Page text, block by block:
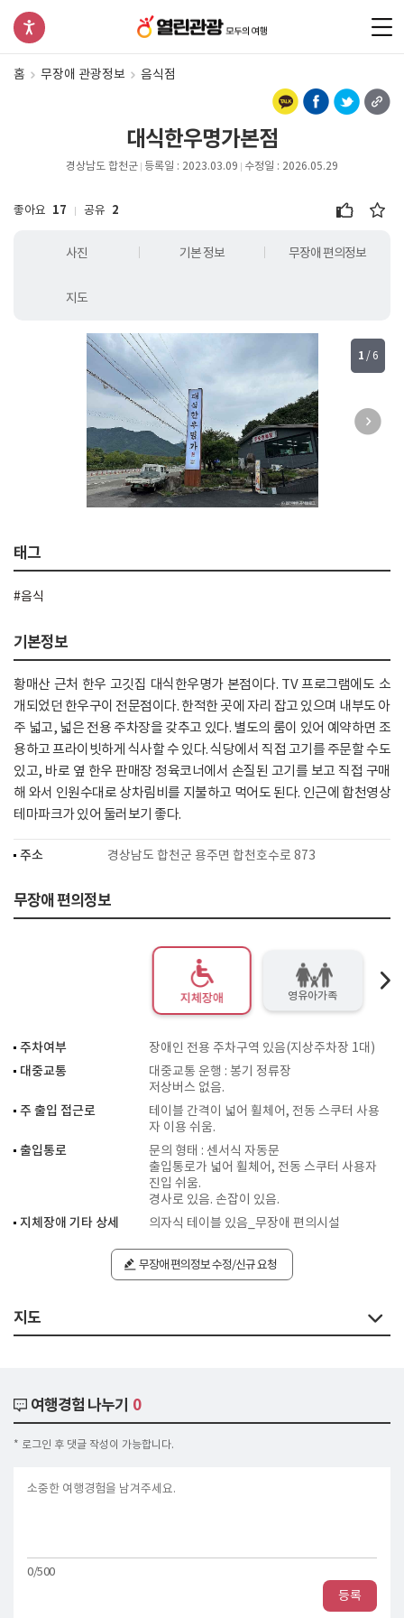
홈 무장애 관광정보 음식점
대식한우명가본점
경상남도 합천군 등록일 : 2023.03.09 수정일 : 2026.05.29
좋아요 17 공유 2
사진 기본 정보 무장애 편의정보
지도
1 / 6
태그
#음식
기본정보
황매산 근처 한우 고깃집 대식한우명가 본점이다. TV 프로그램에도 소
개되었던 한우구이 전문점이다. 한적한 곳에 자리 잡고 있으며 내부도 아
주 넓고, 넓은 전용 주차장을 갖추고 있다. 별도의 룸이 있어 예약하면 조
용하고 프라이빗하게 식사할 수 있다. 식당에서 직접 고기를 주문할 수도
있고, 바로 옆 한우 판매장 정육코너에서 손질된 고기를 보고 직접 구매
해 와서 인원수대로 상차림비를 지불하고 먹어도 된다. 인근에 합천영상
테마파크가 있어 둘러보기 좋다.
주소 경상남도 합천군 용주면 합천호수로 873
무장애 편의정보
지체장애 영유아가족
주차여부
장애인 전용 주차구역 있음(지상주차장 1대)
대중교통
대중교통 운행 : 봉기 정류장
저상버스 없음.
주 출입 접근로
테이블 간격이 넓어 휠체어, 전동 스쿠터 사용
자 이용 쉬움.
출입통로
문의 형태 : 센서식 자동문
출입통로가 넓어 휠체어, 전동 스쿠터 사용자
진입 쉬움.
경사로 있음. 손잡이 있음.
지체장애 기타 상세
의자식 테이블 있음_무장애 편의시설
무장애 편의정보 수정/신규 요청
지도
여행경험 나누기 0
* 로그인 후 댓글 작성이 가능합니다.
0/500
등록